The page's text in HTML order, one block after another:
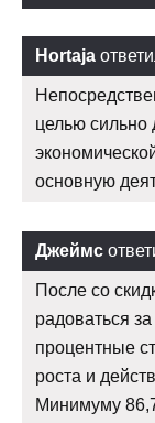
Hortaja
целью сильно
основную
Джеймс
После со
радоваться
процентные
роста и
Минимуму